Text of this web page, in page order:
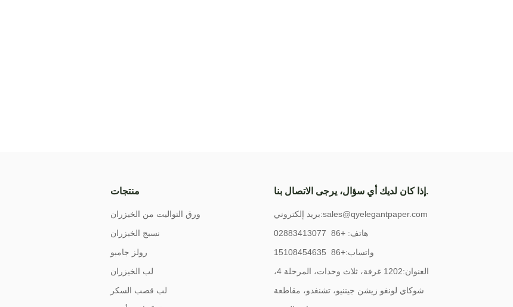
منتجات
ورق التواليت من الخيزران
نسيج الخيزران
رولز جامبو
لب الخيزران
لب قصب السكر
إذا كان لديك أي سؤال، يرجى الاتصال بنا.
بريد إلكتروني:sales@qyelegantpaper.com
هاتف: +86 02883413077
واتساب:+86 15108454635
العنوان:1202 غرفة، ثلاث وحدات، المرحلة 4،
شوكاي لونغو زيشن جيننيو، تشنغدو، مقاطعة